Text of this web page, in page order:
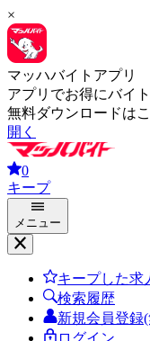
×
マッハバイトアプリ
アプリでお得にバイト
無料ダウンロードは
開く
0
キープ
メニュー
キープした求
検索履歴
新規会員登録
ログイン